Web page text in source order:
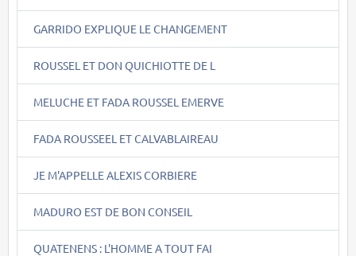
GARRIDO EXPLIQUE LE CHANGEMENT
ROUSSEL ET DON QUICHIOTTE DE L
MELUCHE ET FADA ROUSSEL EMERVE
FADA ROUSSEEL ET CALVABLAIREAU
JE M'APPELLE ALEXIS CORBIERE
MADURO EST DE BON CONSEIL
QUATENENS : L'HOMME A TOUT FAI